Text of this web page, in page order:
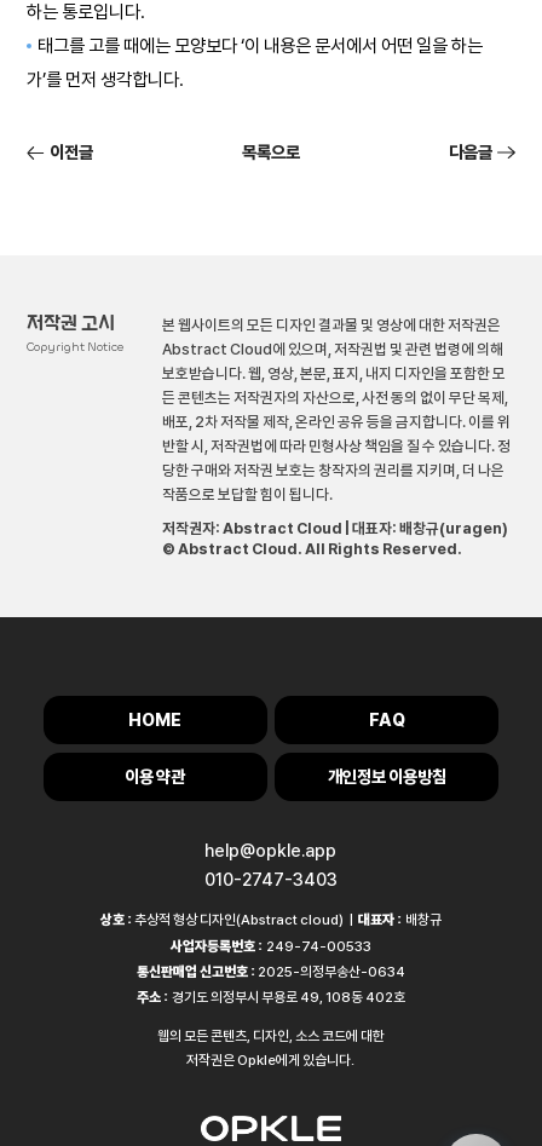
하는 통로입니다.
태그를 고를 때에는 모양보다 ‘이 내용은 문서에서 어떤 일을 하는
가’를 먼저 생각합니다.
이전글 목록으로 다음글
저작권 고시
Copyright Notice
본 웹사이트의 모든 디자인 결과물 및 영상에 대한 저작권은
Abstract Cloud에 있으며, 저작권법 및 관련 법령에 의해
보호받습니다. 웹, 영상, 본문, 표지, 내지 디자인을 포함한 모
든 콘텐츠는 저작권자의 자산으로, 사전 동의 없이 무단 복제,
배포, 2차 저작물 제작, 온라인 공유 등을 금지합니다. 이를 위
반할 시, 저작권법에 따라 민형사상 책임을 질 수 있습니다. 정
당한 구매와 저작권 보호는 창작자의 권리를 지키며, 더 나은
작품으로 보답할 힘이 됩니다.
저작권자: Abstract Cloud | 대표자: 배창규(uragen)
© Abstract Cloud. All Rights Reserved.
HOME FAQ
이용 약관 개인정보 이용방침
help@opkle.app
010-2747-3403
상호 : 추상적 형상 디자인(Abstract cloud) |대표자 : 배창규
사업자등록번호 : 249-74-00533
통신판매업 신고번호 : 2025-의정부송산-0634
주소 : 경기도 의정부시 부용로 49, 108동 402호
웹의 모든 콘텐츠, 디자인, 소스 코드에 대한
저작권은 Opkle에게 있습니다.